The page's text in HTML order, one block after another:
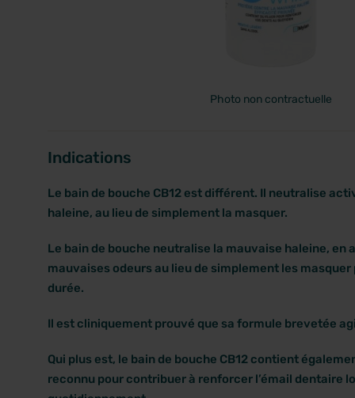
Photo non contractuelle
Indications
Le bain de bouche CB12 est différent. Il neutralise
haleine, au lieu de simplement la masquer.
Le bain de bouche neutralise la mauvaise haleine, en
mauvaises odeurs au lieu de simplement les
durée.
Il est cliniquement prouvé que sa formule brevetée
Qui plus est, le bain de bouche CB12 contient
reconnu pour contribuer à renforcer l’émail dentaire